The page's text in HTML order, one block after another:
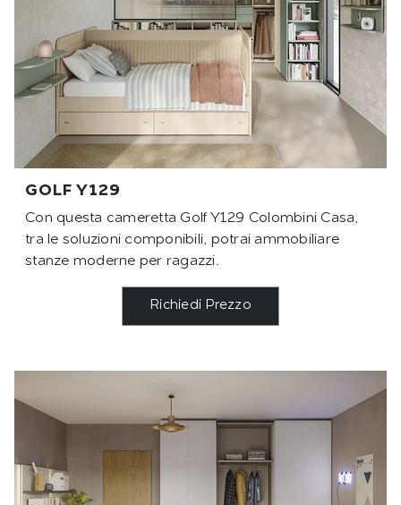
GOLF Y129
Con questa cameretta Golf Y129 Colombini Casa,
tra le soluzioni componibili, potrai ammobiliare
stanze moderne per ragazzi.
Richiedi Prezzo